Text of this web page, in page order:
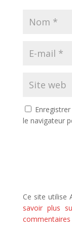
le navigateur
Ce site utilise
savoir plus